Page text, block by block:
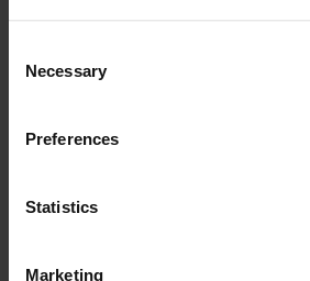
Necessary
Preferences
Statistics
Marketing
automatisoida jotain uutta",
Järjestelmään on Digian
päivittää automaattisesti
tuhansia tuotteisiin liittyviä